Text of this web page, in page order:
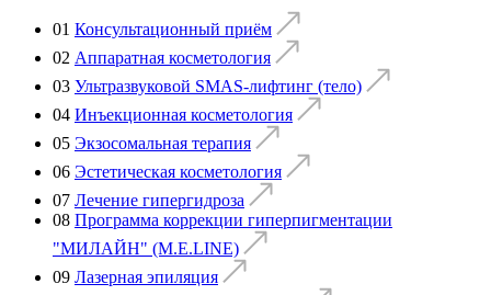
01 Консультационный приём
02 Аппаратная косметология
03 Ультразвуковой SMAS-лифтинг (тело)
04 Инъекционная косметология
05 Экзосомальная терапия
06 Эстетическая косметология
07 Лечение гипергидроза
08 Программа коррекции гиперпигментации
"МИЛАЙН" (M.E.LINE)
09 Лазерная эпиляция